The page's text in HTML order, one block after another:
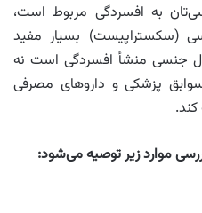
به افسردگی مربوط است،
(سکستراپیست) بسیار مفید
جنسی منشأ افسردگی است نه
سوابق پزشکی و داروهای مصرفی
موارد زیر توصیه می‌شود: